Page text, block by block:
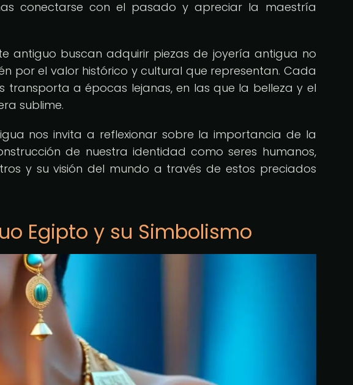
conectarse con el pasado y apreciar la maestría
antiguo buscan adquirir piezas de joyería antigua no
por el valor histórico y cultural que representan. Cada
transporta a épocas lejanas, en las que la belleza y el
sublime.
nos invita a reflexionar sobre la importancia de la
de nuestra identidad como seres humanos,
y su visión del mundo a través de estos preciados
Egipto y su Simbolismo